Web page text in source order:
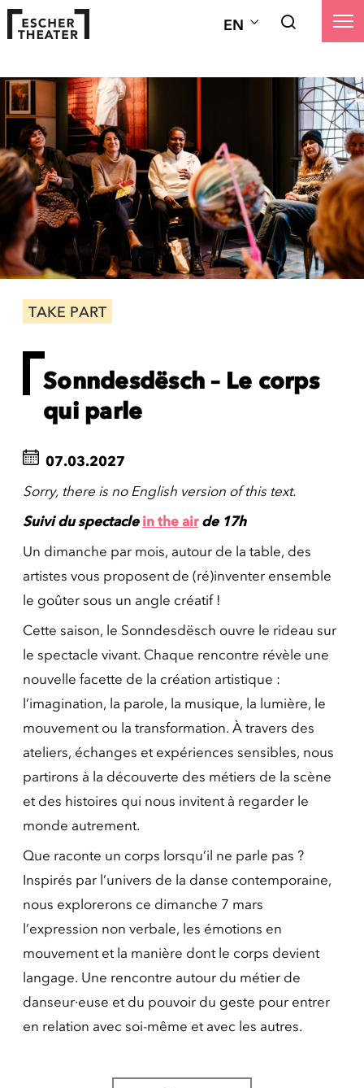
EN
TAKE PART
Sonndesdësch – Le corps
qui parle
07.03.2027
Sorry, there is no English version of this text.
Suivi du spectacle in the airde 17h
Un dimanche par mois, autour de la table, des
artistes vous proposent de (ré)inventer ensemble
le goûter sous un angle créatif !
Cette saison, le Sonndesdësch ouvre le rideau sur
le spectacle vivant. Chaque rencontre révèle une
nouvelle facette de la création artistique :
l’imagination, la parole, la musique, la lumière, le
mouvement ou la transformation. À travers des
ateliers, échanges et expériences sensibles, nous
partirons à la découverte des métiers de la scène
et des histoires qui nous invitent à regarder le
monde autrement.
Que raconte un corps lorsqu’il ne parle pas ?
Inspirés par l’univers de la danse contemporaine,
nous explorerons ce dimanche 7 mars
l’expression non verbale, les émotions en
mouvement et la manière dont le corps devient
langage. Une rencontre autour du métier de
danseur·euse et du pouvoir du geste pour entrer
en relation avec soi-même et avec les autres.